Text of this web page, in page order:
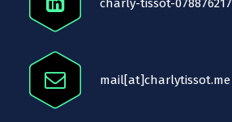
charly-tissot-078876217
mail[at]charlytissot.me